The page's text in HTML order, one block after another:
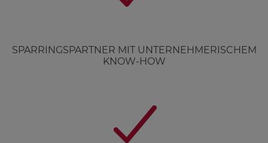
SPARRINGSPARTNER MIT UNTERNEHMERISCHEM
KNOW-HOW